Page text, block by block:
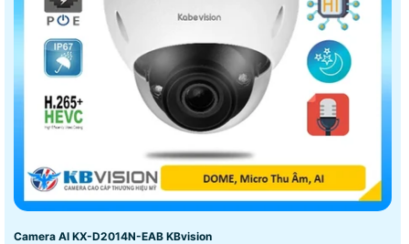
Camera AI KX-D2014N-EAB KBvision